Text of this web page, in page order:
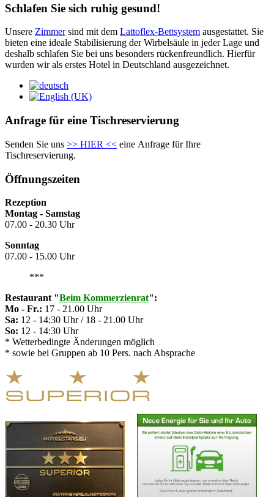
Schlafen Sie sich ruhig gesund!
Unsere Zimmersind mit dem Lattoflex-Bettsystem ausgestattet. Sie
bieten eine ideale Stabilisierung der Wirbelsäule in jeder Lage und
deshalb schlafen Sie bei uns besonders rückenfreundlich. Hierfür
wurden wir als erstes Hotel in Deutschland ausgezeichnet.
Anfrage für eine Tischreservierung
Senden Sie uns >> HIER << eine Anfrage für Ihre
Tischreservierung.
Öffnungszeiten
Rezeption
Montag - Samstag
07.00 - 20.30 Uhr
Sonntag
07.00 - 15.00 Uhr
***
Restaurant "Beim Kommerzienrat":
Mo - Fr.: 17 - 21.00 Uhr
Sa: 12 - 14:30 Uhr / 18 - 21.00 Uhr
So: 12 - 14:30 Uhr
* Wetterbedingte Änderungen möglich
* sowie bei Gruppen ab 10 Pers. nach Absprache